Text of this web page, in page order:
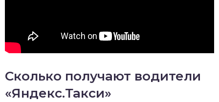
Сколько получают водители
«Яндекс.Такси»